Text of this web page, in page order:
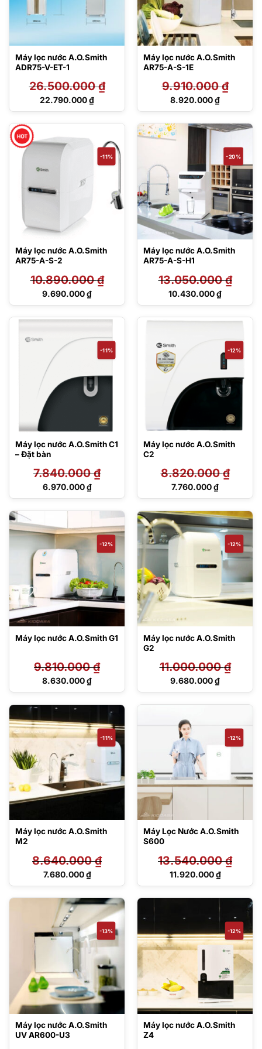
Máy lọc nước A.O.Smith
ADR75-V-ET-1
26.500.000₫
Giá
22.790.000₫
Giá
là:
22.790.000 ₫.
Máy lọc nước A.O.Smith
AR75-A-S-1E
9.910.000₫
Giá
9.910.000 ₫.
8.920.000₫
Giá
tại
8.920.000 ₫.
-11%
Máy lọc nước A.O.Smith
AR75-A-S-2
10.890.000₫
Giá
10.890.000 ₫.
9.690.000₫
Giá
tại
9.690.000 ₫.
-20%
Máy lọc nước A.O.Smith
AR75-A-S-H1
13.050.000₫
Giá
13.050.000 ₫.
10.430.000₫
Giá
tại
10.430.000 ₫.
-11%
Máy lọc nước A.O.Smith C1
– Đặt bàn
7.840.000₫
Giá
7.840.000 ₫.
6.970.000₫
Giá
6.970.000 ₫.
-12%
Máy lọc nước A.O.Smith
C2
8.820.000₫
Giá
8.820.000 ₫.
7.760.000₫
Giá
tại
là:
7.760.000 ₫.
-12%
Máy lọc nước A.O.Smith G1
9.810.000₫
Giá
9.810.000 ₫.
8.630.000₫
Giá
tại
8.630.000 ₫.
-12%
Máy lọc nước A.O.Smith
G2
11.000.000₫
Giá
9.680.000₫
Giá
9.680.000 ₫.
-11%
Máy lọc nước A.O.Smith
M2
8.640.000₫
Giá
8.640.000 ₫.
7.680.000₫
Giá
tại
là:
7.680.000 ₫.
-12%
Máy Lọc Nước A.O.Smith
S600
13.540.000₫
Giá
11.920.000₫
Giá
11.920.000 ₫.
-13%
Máy lọc nước A.O.Smith
UV AR600-U3
-12%
Máy lọc nước A.O.Smith
Z4